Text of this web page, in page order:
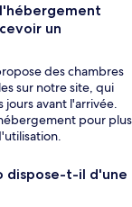
un
des chambres
sur notre site, qui
avant l'arrivée.
pour plus
dispose-t-il d'une